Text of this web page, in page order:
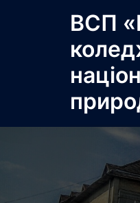
ВСП